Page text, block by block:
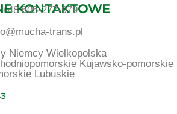
KONTAKTOWE
+48 605-277-979
trans.pl
Niemcy Wielkopolska
Kujawsko-pomorskie
Lubuskie